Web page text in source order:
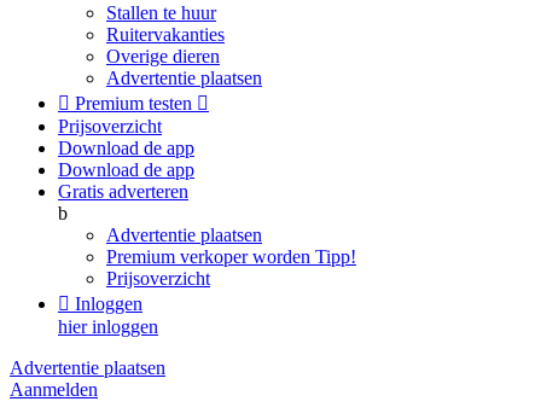
Stallen te huur
Ruitervakanties
Overige dieren
Advertentie plaatsen
 Premium testen 
Prijsoverzicht
Download de app
Download de app
Gratis adverteren
b
Advertentie plaatsen
Premium verkoper worden Tipp!
Prijsoverzicht
 Inloggen
hier inloggen
Advertentie plaatsen
Aanmelden